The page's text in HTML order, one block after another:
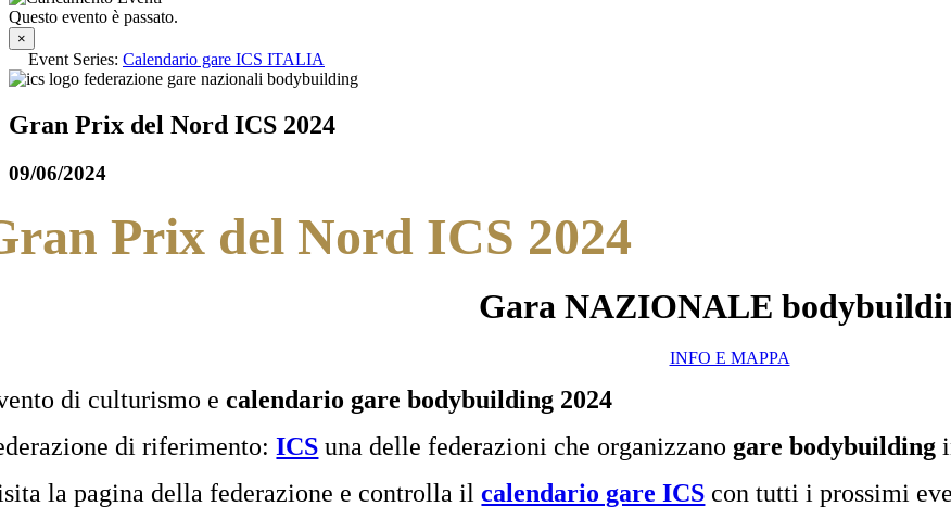
Questo evento è passato.
×
Event Series: Calendario gare ICS ITALIA
Gran Prix del Nord ICS 2024
09/06/2024
Prix del Nord ICS 2024
Gara NAZIONALE
INFO E MAPPA
di culturismo ecalendario gare bodybuilding 2024
di riferimento:ICS una delle federazioni che organizzano gare bodybuilding
la pagina della federazione e controlla ilcalendario gare ICS con tutti i prossimi